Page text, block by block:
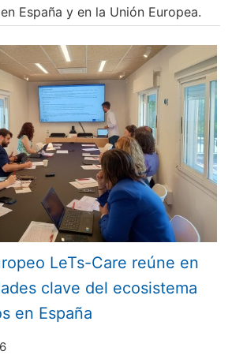
España y en la Unión Europea.
LeTs-Care reúne en
clave del ecosistema
en España